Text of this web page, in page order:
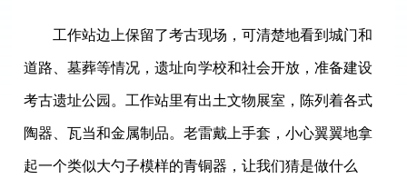
工作站边上保留了考古现场，可清楚地看到城门和
道路、墓葬等情况，遗址向学校和社会开放，准备建设
考古遗址公园。工作站里有出土文物展室，陈列着各式
陶器、瓦当和金属制品。老雷戴上手套，小心翼翼地拿
起一个类似大勺子模样的青铜器，让我们猜是做什么